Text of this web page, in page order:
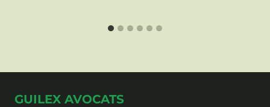
GUILEX AVOCATS